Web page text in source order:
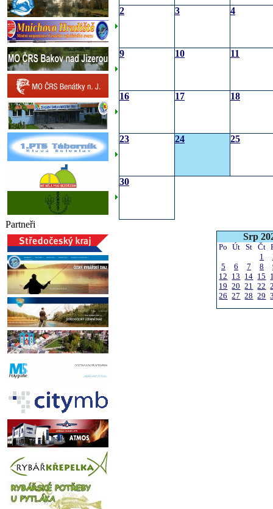
Partneři
2 3 4
9 10 11
16 17 18
23 24 25
30
Srp
Po Út St Čt
1
5
6 7 8
12 13 14 15
19 20 21 22
26 27 28 29